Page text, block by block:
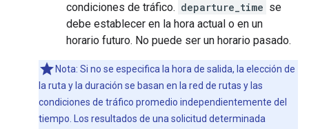
condiciones de tráfico. departure_time se
debe establecer en la hora actual o en un
horario futuro. No puede ser un horario pasado.
Nota: Si no se especifica la hora de salida, la elección de
la ruta y la duración se basan en la red de rutas y las
condiciones de tráfico promedio independientemente del
tiempo. Los resultados de una solicitud determinada